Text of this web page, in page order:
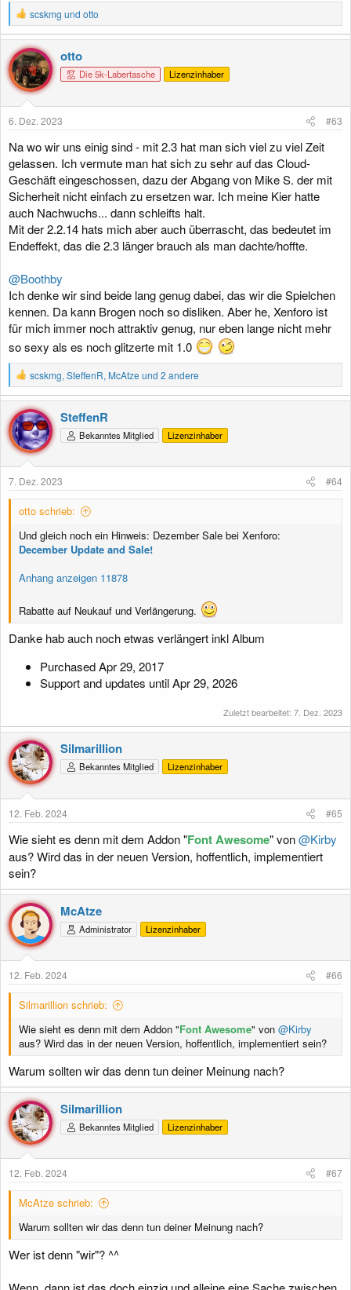
Wir planen, in den kommenden Wochen eine endgültige
Wartungsversion für XenForo 2.2 (2.2.14) zu veröffentlichen,
bevor 2.3 unsere primäre unterstützte Version wird.
Beobachten Sie diesen Bereich!
R
e
a
k
t
i
o
n
n
scskmg und otto
otto
Die 5k-Labertasche Lizenzinhaber
6. Dez. 2023 #63
Na wo wir uns einig sind - mit 2.3 hat man sich viel zu viel Zeit
gelassen. Ich vermute man hat sich zu sehr auf das Cloud-
Geschäft eingeschossen, dazu der Abgang von Mike S. der mit
Sicherheit nicht einfach zu ersetzen war. Ich meine Kier hatte
auch Nachwuchs... dann schleifts halt.
Mit der 2.2.14 hats mich aber auch überrascht, das bedeutet im
Endeffekt, das die 2.3 länger brauch als man dachte/hoffte.
@Boothby
Ich denke wir sind beide lang genug dabei, das wir die Spielchen
kennen. Da kann Brogen noch so disliken. Aber he, Xenforo ist
für mich immer noch attraktiv genug, nur eben lange nicht mehr
so sexy als es noch glitzerte mit 1.0
R
e
a
k
t
i
o
n
n
scskmg, SteffenR, McAtze und 2 andere
SteffenR
Bekanntes Mitglied Lizenzinhaber
7. Dez. 2023 #64
otto schrieb:
Und gleich noch ein Hinweis: Dezember Sale bei Xenforo:
December Update and Sale!
Anhang anzeigen 11878
Rabatte auf Neukauf und Verlängerung.
Danke hab auch noch etwas verlängert inkl Album
Purchased Apr 29, 2017
Support and updates until Apr 29, 2026
Zuletzt bearbeitet: 7. Dez. 2023
Silmarillion
Bekanntes Mitglied Lizenzinhaber
12. Feb. 2024 #65
Wie sieht es denn mit dem Addon "Font Awesome" von@Kirby
aus? Wird das in der neuen Version, hoffentlich, implementiert
sein?
McAtze
Administrator Lizenzinhaber
12. Feb. 2024 #66
Silmarillion schrieb:
Wie sieht es denn mit dem Addon "Font Awesome" von @Kirby
aus? Wird das in der neuen Version, hoffentlich, implementiert sein?
Warum sollten wir das denn tun deiner Meinung nach?
Silmarillion
Bekanntes Mitglied Lizenzinhaber
12. Feb. 2024 #67
McAtze schrieb:
Warum sollten wir das denn tun deiner Meinung nach?
Wer ist denn "wir"? ^^